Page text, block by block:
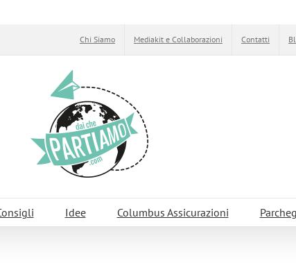
Chi Siamo Mediakit e Collaborazioni Contatti
Idee Columbus Assicurazioni